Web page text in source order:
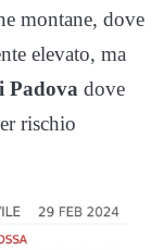
montane, dove
elevato, ma
Padova dove
rischio